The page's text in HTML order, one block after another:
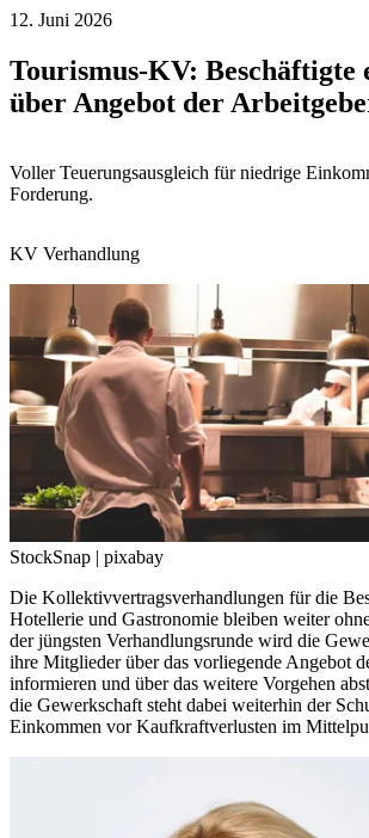
12. Juni 2026
Tourismus-KV: Beschäftigte
über Angebot der
Voller Teuerungsausgleich für niedrige
Forderung.
KV Verhandlung
StockSnap | pixabay
Die Kollektivvertragsverhandlungen für die
Hotellerie und Gastronomie bleiben weiter
der jüngsten Verhandlungsrunde wird die
ihre Mitglieder über das vorliegende Angebot
informieren und über das weitere Vorgehen
die Gewerkschaft steht dabei weiterhin der
Einkommen vor Kaufkraftverlusten im